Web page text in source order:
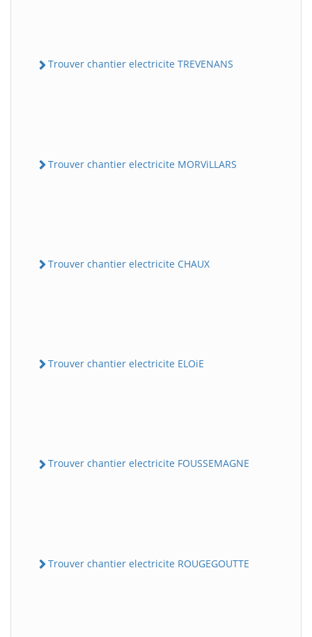
Trouver chantier electricite TREVENANS
Trouver chantier electricite MORViLLARS
Trouver chantier electricite CHAUX
Trouver chantier electricite ELOiE
Trouver chantier electricite FOUSSEMAGNE
Trouver chantier electricite ROUGEGOUTTE